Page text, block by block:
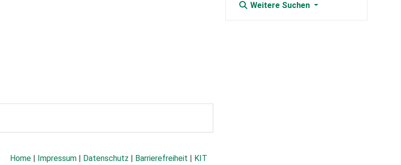
Weitere Suchen
Home Impressum Datenschutz Barrierefreiheit KIT